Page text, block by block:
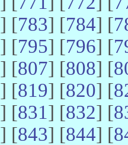
] [783] [784] [
] [795] [796] [
] [807] [808] [
] [819] [820] [
] [831] [832] [
] [843] [844] [